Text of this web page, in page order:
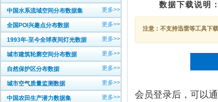
中国水系流域空间分布数据集 更多>>
全国POI兴趣点分布数据 更多>>
1993年-至今全球夜间灯光数据 更多>>
城市建筑轮廓空间分布数据 更多>>
自然保护区分布数据 更多>>
城市空气质量监测数据 更多>>
中国农田生产潜力数据集 更多>>
数据下载说明
注意：不支持迅雷等工具下
会员登录后，可以